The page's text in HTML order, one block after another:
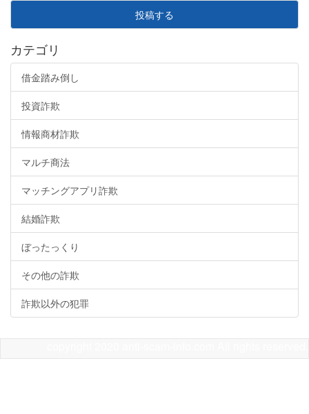
投稿する
カテゴリ
借金踏み倒し
投資詐欺
情報商材詐欺
マルチ商法
マッチングアプリ詐欺
結婚詐欺
ぼったっくり
その他の詐欺
詐欺以外の犯罪